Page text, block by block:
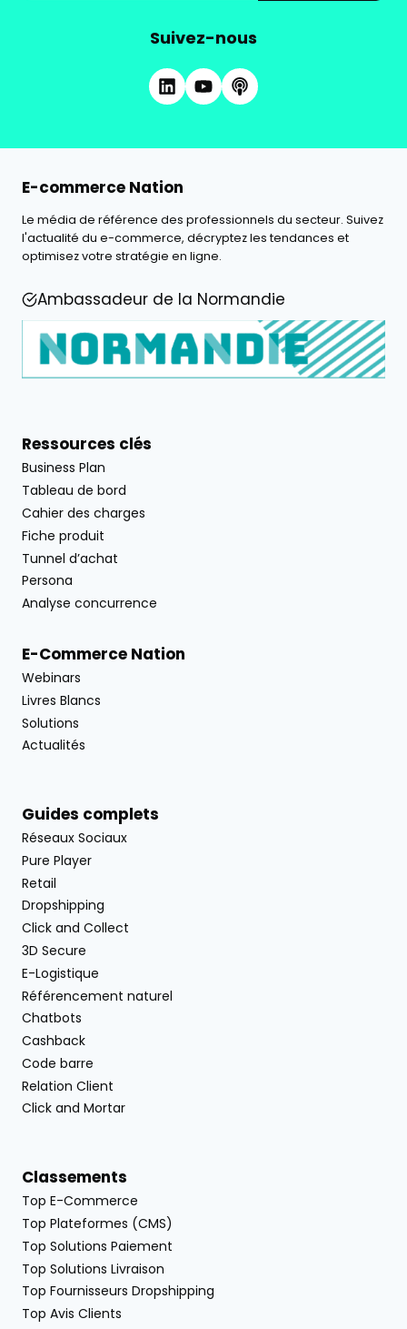
Suivez-nous
E-commerce Nation
Le média de référence des professionnels du secteur. Suivez
l'actualité du e-commerce, décryptez les tendances et
optimisez votre stratégie en ligne.
Ambassadeur de la Normandie
Ressources clés
Business Plan
Tableau de bord
Cahier des charges
Fiche produit
Tunnel d’achat
Persona
Analyse concurrence
E-Commerce Nation
Webinars
Livres Blancs
Solutions
Actualités
Guides complets
Réseaux Sociaux
Pure Player
Retail
Dropshipping
Click and Collect
3D Secure
E-Logistique
Référencement naturel
Chatbots
Cashback
Code barre
Relation Client
Click and Mortar
Classements
Top E-Commerce
Top Plateformes (CMS)
Top Solutions Paiement
Top Solutions Livraison
Top Fournisseurs Dropshipping
Top Avis Clients